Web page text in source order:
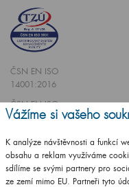
ČSN EN ISO
14001:2016
ČSN EN ISO
9001:2016
Vážíme si vašeho
K analýze návštěvnosti a funkcí
obsahu a reklam využíváme
sdílíme se svými partnery pro
ze zemí mimo EU. Partneři tyto